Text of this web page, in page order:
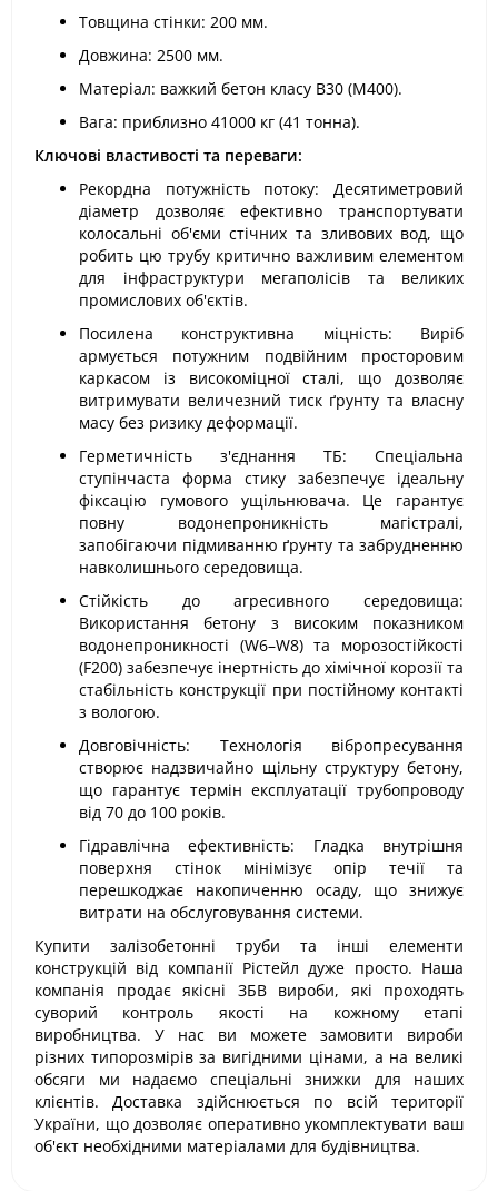
Товщина стінки: 200 мм.
Довжина: 2500 мм.
Матеріал: важкий бетон класу В30 (М400).
Вага: приблизно 41000 кг (41 тонна).
Ключові властивості та переваги:
Рекордна потужність потоку: Десятиметровий
діаметр дозволяє ефективно транспортувати
колосальні об'єми стічних та зливових вод, що
робить цю трубу критично важливим елементом
для інфраструктури мегаполісів та великих
промислових об'єктів.
Посилена конструктивна міцність: Виріб
армується потужним подвійним просторовим
каркасом із високоміцної сталі, що дозволяє
витримувати величезний тиск ґрунту та власну
масу без ризику деформації.
Герметичність з'єднання ТБ: Спеціальна
ступінчаста форма стику забезпечує ідеальну
фіксацію гумового ущільнювача. Це гарантує
повну водонепроникність магістралі,
запобігаючи підмиванню ґрунту та забрудненню
навколишнього середовища.
Стійкість до агресивного середовища:
Використання бетону з високим показником
водонепроникності (W6–W8) та морозостійкості
(F200) забезпечує інертність до хімічної корозії та
стабільність конструкції при постійному контакті
з вологою.
Довговічність: Технологія вібропресування
створює надзвичайно щільну структуру бетону,
що гарантує термін експлуатації трубопроводу
від 70 до 100 років.
Гідравлічна ефективність: Гладка внутрішня
поверхня стінок мінімізує опір течії та
перешкоджає накопиченню осаду, що знижує
витрати на обслуговування системи.
Купити залізобетонні труби та інші елементи
конструкцій від компанії Рістейл дуже просто. Наша
компанія продає якісні ЗБВ вироби, які проходять
суворий контроль якості на кожному етапі
виробництва. У нас ви можете замовити вироби
різних типорозмірів за вигідними цінами, а на великі
обсяги ми надаємо спеціальні знижки для наших
клієнтів. Доставка здійснюється по всій території
України, що дозволяє оперативно укомплектувати ваш
об'єкт необхідними матеріалами для будівництва.